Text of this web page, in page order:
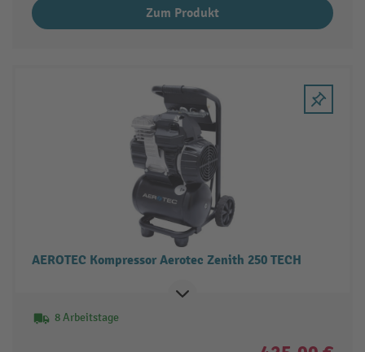
Zum Produkt
AEROTEC Kompressor Aerotec Zenith 250 TECH
8 Arbeitstage